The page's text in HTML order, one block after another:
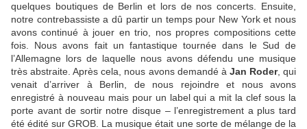
quelques boutiques de Berlin et lors de nos concerts. Ensuite,
notre contrebassiste a dû partir un temps pour New York et nous
avons continué à jouer en trio, nos propres compositions cette
fois. Nous avons fait un fantastique tournée dans le Sud de
l’Allemagne lors de laquelle nous avons défendu une musique
très abstraite. Après cela, nous avons demandé à Jan Roder, qui
venait d’arriver à Berlin, de nous rejoindre et nous avons
enregistré à nouveau mais pour un label qui a mit la clef sous la
porte avant de sortir notre disque – l’enregistrement a plus tard
été édité sur GROB. La musique était une sorte de mélange de la